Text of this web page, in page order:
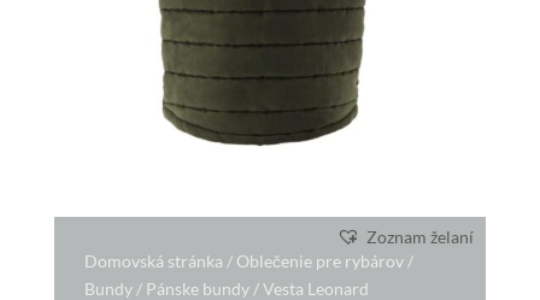
Zoznam želaní
Domovská stránka / Oblečenie pre rybárov/
Bundy/ Pánske bundy/ Vesta Leonard